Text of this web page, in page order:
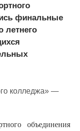
финальные
летнего
объединения